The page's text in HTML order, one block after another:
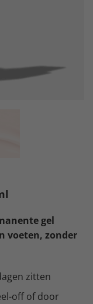
gel
voeten, zonder
zitten
off of door